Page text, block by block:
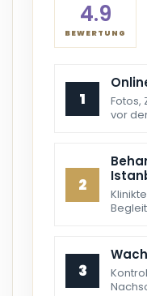
4.9
BEWERTUNG
1
Fotos,
vor
2
3